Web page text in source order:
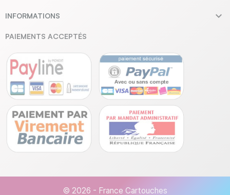
INFORMATIONS 
PAIEMENTS ACCEPTÉS
© 2026 - France Cartouches